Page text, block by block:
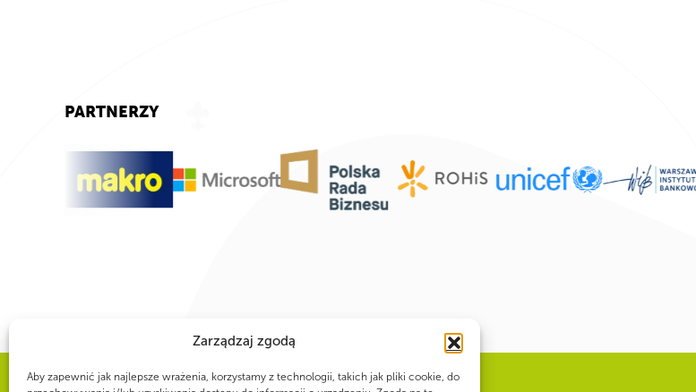
Zarządzaj zgodą
Aby zapewnić jak najlepsze wrażenia, korzystamy z technologii, takich jak pliki cookie, do
PARTNERZY